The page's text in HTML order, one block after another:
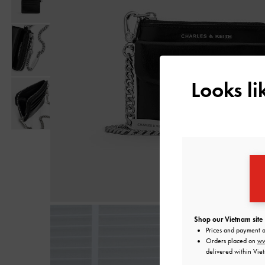
Looks
Shop our Vietnam site
Prices and payment
Orders placed on
delivered within